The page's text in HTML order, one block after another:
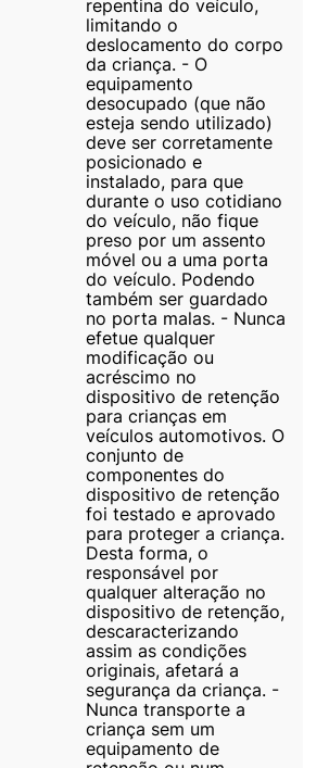
repentina do veículo,
limitando o
deslocamento do corpo
da criança. - O
equipamento
desocupado (que não
esteja sendo utilizado)
deve ser corretamente
posicionado e
instalado, para que
durante o uso cotidiano
do veículo, não fique
preso por um assento
móvel ou a uma porta
do veículo. Podendo
também ser guardado
no porta malas. - Nunca
efetue qualquer
modificação ou
acréscimo no
dispositivo de retenção
para crianças em
veículos automotivos. O
conjunto de
componentes do
dispositivo de retenção
foi testado e aprovado
para proteger a criança.
Desta forma, o
responsável por
qualquer alteração no
dispositivo de retenção,
descaracterizando
assim as condições
originais, afetará a
segurança da criança. -
Nunca transporte a
criança sem um
equipamento de